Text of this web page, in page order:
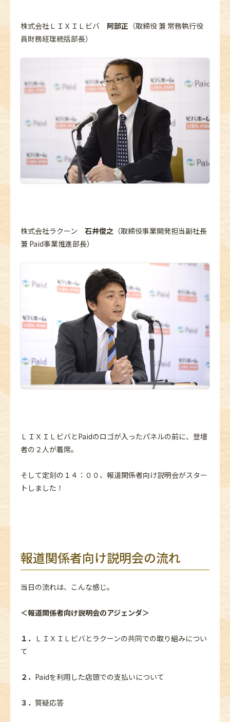
株式会社ＬＩＸＩＬビバ 阿部正 （取締役 兼 常務執行役
員財務経理統括部長）
株式会社ラクーン 石井俊之 （取締役事業開発担当副社長
兼 Paid事業推進部長）
ＬＩＸＩＬビバとPaidのロゴが入ったパネルの前に、登壇
者の２人が着席。
そして定刻の１４：００、報道関係者向け説明会がスター
トしました！
報道関係者向け説明会の流れ
当日の流れは、こんな感じ。
＜報道関係者向け説明会のアジェンダ＞
１ ．
ＬＩＸＩＬビバとラクーンの共同での取り組みについ
て
２ ． Paidを利用した店頭での支払いについて
３． 質疑応答